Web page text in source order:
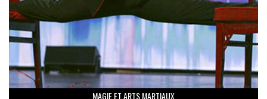
MAGIE ET ARTS MARTIAUX